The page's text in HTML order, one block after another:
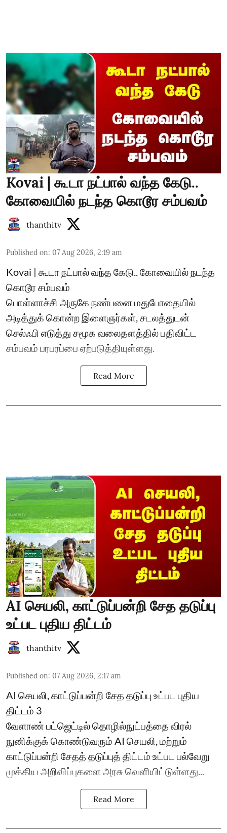
Kovai | கூடா நட்பால் வந்த கேடு..
கோவையில் நடந்த கொடூர சம்பவம்
thanthitv
Published on: 07 Aug 2026, 2:19 am
Kovai | கூடா நட்பால் வந்த கேடு.. கோவையில் நடந்த
கொடூர சம்பவம்
பொள்ளாச்சி அருகே நண்பனை மதுபோதையில்
அடித்துக் கொன்ற இளைஞர்கள், சடலத்துடன்
செல்ஃபி எடுத்து சமூக வலைதளத்தில் பதிவிட்ட
சம்பவம் பரபரப்பை ஏற்படுத்தியுள்ளது.
Read More
AI செயலி, காட்டுப்பன்றி சேத தடுப்பு
உட்பட புதிய திட்டம்
thanthitv
Published on: 07 Aug 2026, 2:17 am
AI செயலி, காட்டுப்பன்றி சேத தடுப்பு உட்பட புதிய
திட்டம் 3
வேளாண் பட்ஜெட்டில் தொழில்நுட்பத்தை விரல்
நுனிக்குக் கொண்டுவரும் AI செயலி, மற்றும்
காட்டுப்பன்றி சேதத் தடுப்புத் திட்டம் உட்பட பல்வேறு
முக்கிய அறிவிப்புகளை அரசு வெளியிட்டுள்ளது...
Read More